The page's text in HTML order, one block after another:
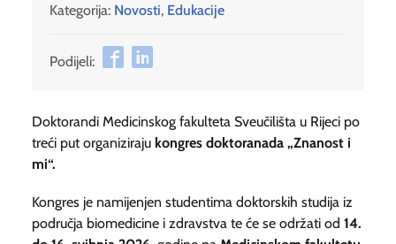
Kategorija: Novosti, Edukacije
Podijeli:
Doktorandi Medicinskog fakulteta Sveučilišta u Rijeci po
treći put organiziraju kongres doktoranada „Znanost i
mi“.
Kongres je namijenjen studentima doktorskih studija iz
područja biomedicine i zdravstva te će se održati od 14.